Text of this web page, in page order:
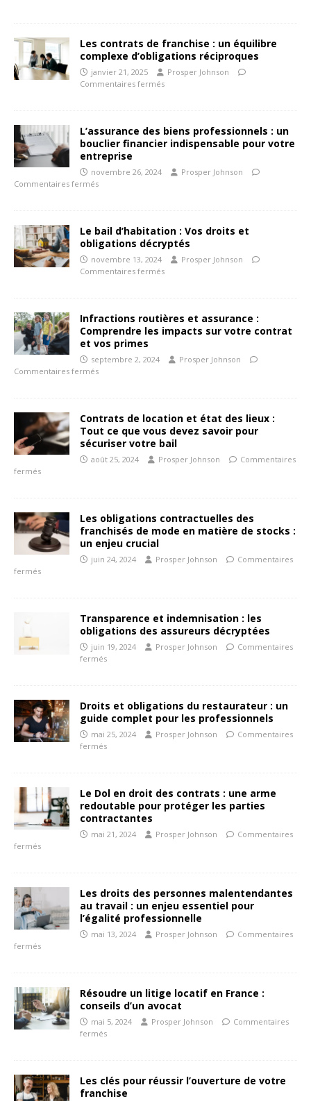
Les contrats de franchise : un équilibre
complexe d’obligations réciproques
janvier 21, 2025
Prosper Johnson
Commentaires fermés
L’assurance des biens professionnels : un
bouclier financier indispensable pour votre
entreprise
novembre 26, 2024
Prosper Johnson
Commentaires fermés
Le bail d’habitation : Vos droits et
obligations décryptés
novembre 13, 2024
Prosper Johnson
Commentaires fermés
Infractions routières et assurance :
Comprendre les impacts sur votre contrat
et vos primes
septembre 2, 2024
Prosper Johnson
Commentaires fermés
Contrats de location et état des lieux :
Tout ce que vous devez savoir pour
sécuriser votre bail
août 25, 2024 Prosper Johnson
Commentaires
fermés
Les obligations contractuelles des
franchisés de mode en matière de stocks :
un enjeu crucial
juin 24, 2024 Prosper Johnson
Commentaires
fermés
Transparence et indemnisation : les
obligations des assureurs décryptées
juin 19, 2024 Prosper Johnson
Commentaires
fermés
Droits et obligations du restaurateur : un
guide complet pour les professionnels
mai 25, 2024 Prosper Johnson
Commentaires
fermés
Le Dol en droit des contrats : une arme
redoutable pour protéger les parties
contractantes
mai 21, 2024 Prosper Johnson
Commentaires
fermés
Les droits des personnes malentendantes
au travail : un enjeu essentiel pour
l’égalité professionnelle
mai 13, 2024 Prosper Johnson
Commentaires
fermés
Résoudre un litige locatif en France :
conseils d’un avocat
mai 5, 2024 Prosper Johnson
Commentaires
fermés
Les clés pour réussir l’ouverture de votre
franchise